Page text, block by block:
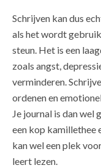
Schrijven kan dus
als het wordt
steun. Het is een
zoals angst,
verminderen.
ordenen en
Je journal is dan wel
een kop kamillethee
kan wel een plek
leert lezen.